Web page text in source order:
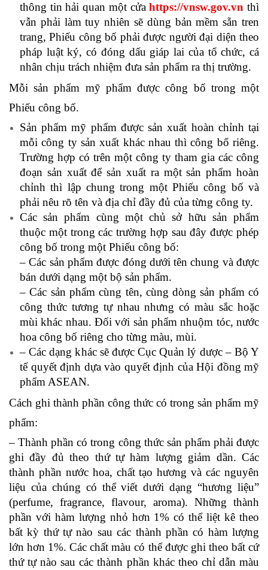
thông tin hải quan một cửahttps://vnsw.gov.vn thì
vẫn phải làm tuy nhiên sẽ dùng bản mềm sẵn tren
trang, Phiếu công bố phải được người đại diện theo
pháp luật ký, có đóng dấu giáp lai của tổ chức, cá
nhân chịu trách nhiệm đưa sản phẩm ra thị trường.
Mỗi sản phẩm mỹ phẩm được công bố trong một
Phiếu công bố.
Sản phẩm mỹ phẩm được sản xuất hoàn chỉnh tại
mỗi công ty sản xuất khác nhau thì công bố riêng.
Trường hợp có trên một công ty tham gia các công
đoạn sản xuất để sản xuất ra một sản phẩm hoàn
chỉnh thì lập chung trong một Phiếu công bố và
phải nêu rõ tên và địa chỉ đầy đủ của từng công ty.
Các sản phẩm cùng một chủ sở hữu sản phẩm
thuộc một trong các trường hợp sau đây được phép
công bố trong một Phiếu công bố:
– Các sản phẩm được đóng dưới tên chung và được
bán dưới dạng một bộ sản phẩm.
– Các sản phẩm cùng tên, cùng dòng sản phẩm có
công thức tương tự nhau nhưng có màu sắc hoặc
mùi khác nhau. Đối với sản phẩm nhuộm tóc, nước
hoa công bố riêng cho từng màu, mùi.
– Các dạng khác sẽ được Cục Quản lý dược – Bộ Y
tế quyết định dựa vào quyết định của Hội đồng mỹ
phẩm ASEAN.
Cách ghi thành phần công thức có trong sản phẩm mỹ
phẩm:
– Thành phần có trong công thức sản phẩm phải được
ghi đầy đủ theo thứ tự hàm lượng giảm dần. Các
thành phần nước hoa, chất tạo hương và các nguyên
liệu của chúng có thể viết dưới dạng “hương liệu”
(perfume, fragrance, flavour, aroma). Những thành
phần với hàm lượng nhỏ hơn 1% có thể liệt kê theo
bất kỳ thứ tự nào sau các thành phần có hàm lượng
lớn hơn 1%. Các chất màu có thể được ghi theo bất cứ
thứ tự nào sau các thành phần khác theo chỉ dẫn màu